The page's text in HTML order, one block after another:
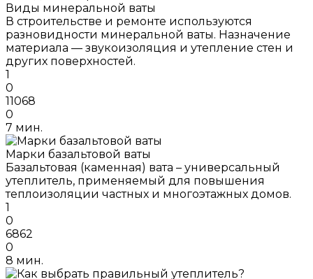
Виды минеральной ваты
В строительстве и ремонте используются
разновидности минеральной ваты. Назначение
материала — звукоизоляция и утепление стен и
других поверхностей.
1
0
11068
0
7 мин.
Марки базальтовой ваты
Базальтовая (каменная) вата – универсальный
утеплитель, применяемый для повышения
теплоизоляции частных и многоэтажных домов.
1
0
6862
0
8 мин.